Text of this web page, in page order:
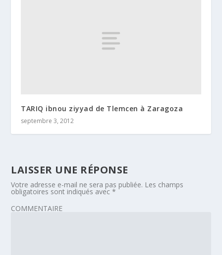
TARIQ ibnou ziyyad de Tlemcen à Zaragoza
septembre 3, 2012
LAISSER UNE RÉPONSE
Votre adresse e-mail ne sera pas publiée. Les champs
obligatoires sont indiqués avec*
COMMENTAIRE